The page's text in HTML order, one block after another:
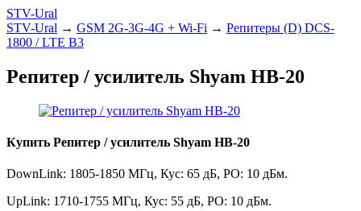
STV-Ural
STV-Ural → GSM 2G-3G-4G + Wi-Fi → Репитеры (D) DCS-
1800 / LTE B3
Репитер / усилитель Shyam HB-20
Купить Репитер / усилитель Shyam HB-20
DownLink: 1805-1850 МГц, Кус: 65 дБ, PO: 10 дБм.
UpLink: 1710-1755 МГц, Кус: 55 дБ, PO: 10 дБм.